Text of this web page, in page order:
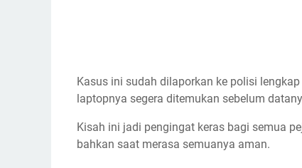
Kasus ini sudah dilaporkan ke polisi
laptopnya segera ditemukan sebelum
Kisah ini jadi pengingat keras bagi semua
bahkan saat merasa semuanya aman.